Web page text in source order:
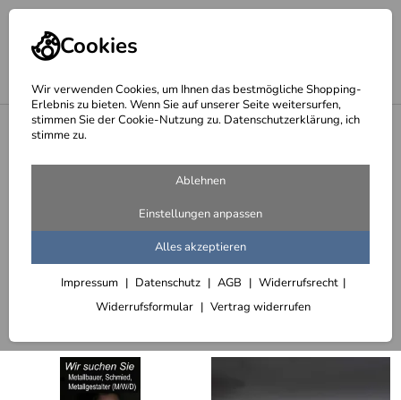
Cookies
Wir verwenden Cookies, um Ihnen das bestmögliche Shopping-
Erlebnis zu bieten. Wenn Sie auf unserer Seite weitersurfen,
stimmen Sie der Cookie-Nutzung zu. Datenschutzerklärung, ich
stimme zu.
Ablehnen
Einstellungen anpassen
Alles akzeptieren
Impressum Datenschutz AGB
Widerrufsrecht
Widerrufsformular
Vertrag widerrufen
Startseite
Heizkörper, Heizkörperverkleidung
Heizkörperverkleidungen Heizkörper
Sortieren